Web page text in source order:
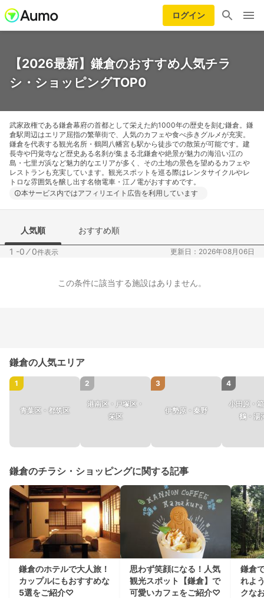
ログイン
【2026最新】鎌倉のおすすめ人気チラ
シ・ショッピングTOP0
武家政権である鎌倉幕府の首都として栄えた約1000年の歴史を刻む鎌倉。鎌
倉駅周辺はエリア屈指の繁華街で、人気のカフェや食べ歩きグルメが充実。
鎌倉を代表する観光名所・鶴岡八幡宮も駅から徒歩での散策が可能です。建
長寺や円覚寺など歴史ある名刹が集まる北鎌倉や絶景が魅力の海沿い江の
島・七里ガ浜など魅力的なエリアが多く、その土地の景色を望めるカフェや
レストランも充実しています。観光スポットを巡る際はレンタサイクルやレ
トロな雰囲気を醸し出す名物電車・江ノ電がおすすめです。
本サービス内ではアフィリエイト広告を利用しています
人気順 おすすめ順
1 -0 ⁄0件表示 更新日：2026年08月06日
この条件に該当する施設はありません。
鎌倉の人気エリア
1
青葉区・都筑区
2
港南区・戸塚区・
栄区
3
伊勢原・秦野
4
小田原・
鶴・湯
鎌倉のチラシ・ショッピングに関する記事
鎌倉のホテルで大人旅！
カップルにもおすすめな
5選をご紹介♡
思わず笑顔になる！人気
観光スポット【鎌倉】で
可愛いカフェをご紹介♡
鎌倉
れよ
クな